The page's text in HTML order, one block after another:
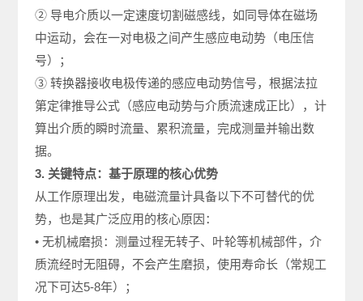
② 导电介质以一定速度切割磁感线，如同导体在磁场
中运动，会在一对电极之间产生感应电动势（电压信
号）；
③ 转换器接收电极传递的感应电动势信号，根据法拉
第定律推导公式（感应电动势与介质流速成正比），计
算出介质的瞬时流量、累积流量，完成测量并输出数
据。
3. 关键特点：基于原理的核心优势
从工作原理出发，电磁流量计具备以下不可替代的优
势，也是其广泛应用的核心原因：
• 无机械磨损：测量过程无转子、叶轮等机械部件，介
质流经时无阻碍，不会产生磨损，使用寿命长（常规工
况下可达5-8年）；